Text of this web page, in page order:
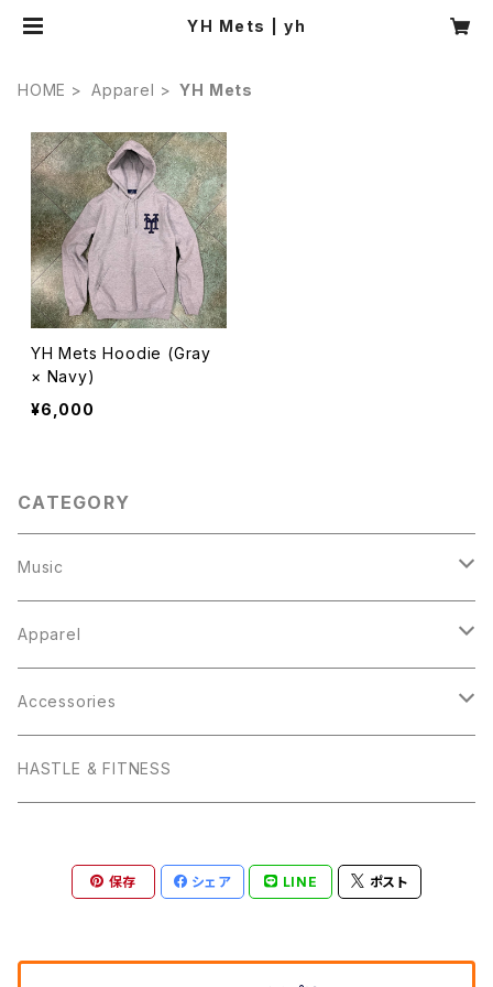
YH Mets | yh
HOME Apparel YH Mets
YH Mets Hoodie (Gray
× Navy)
¥6,000
CATEGORY
Music
HASTLE & FITNESS
Apparel
Hats
Tops
Crew-Neck T
Women's T
Forever Living Young
Accessories
iPhone ケース
クッション
ハンドタオル
HASTLE & FITNESS
保存 シェア LINE ポスト